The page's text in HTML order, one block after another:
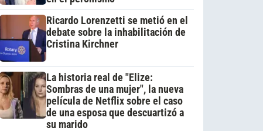
Ricardo Lorenzetti se metió en el
debate sobre la inhabilitación de
Cristina Kirchner
La historia real de "Elize:
Sombras de una mujer", la nueva
película de Netflix sobre el caso
de una esposa que descuartizó a
su marido